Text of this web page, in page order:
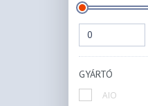
GYÁRTÓ
AIO